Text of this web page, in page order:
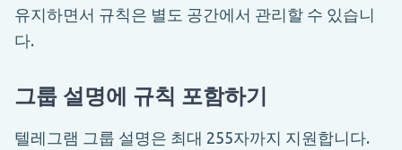
유지하면서 규칙은 별도 공간에서 관리할 수 있습니
다.
그룹 설명에 규칙 포함하기
텔레그램 그룹 설명은 최대 255자까지 지원합니다.